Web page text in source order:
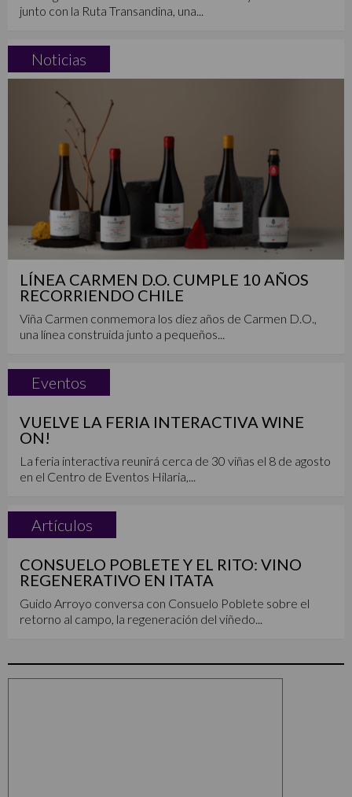
junto con la Ruta Transandina, una...
Noticias
LÍNEA CARMEN D.O. CUMPLE 10 AÑOS
RECORRIENDO CHILE
Viña Carmen conmemora los diez años de Carmen D.O.,
una línea construida junto a pequeños...
Eventos
VUELVE LA FERIA INTERACTIVA WINE
ON!
La feria interactiva reunirá cerca de 30 viñas el 8 de agosto
en el Centro de Eventos Hilaria,...
Artículos
CONSUELO POBLETE Y EL RITO: VINO
REGENERATIVO EN ITATA
Guido Arroyo conversa con Consuelo Poblete sobre el
retorno al campo, la regeneración del viñedo...